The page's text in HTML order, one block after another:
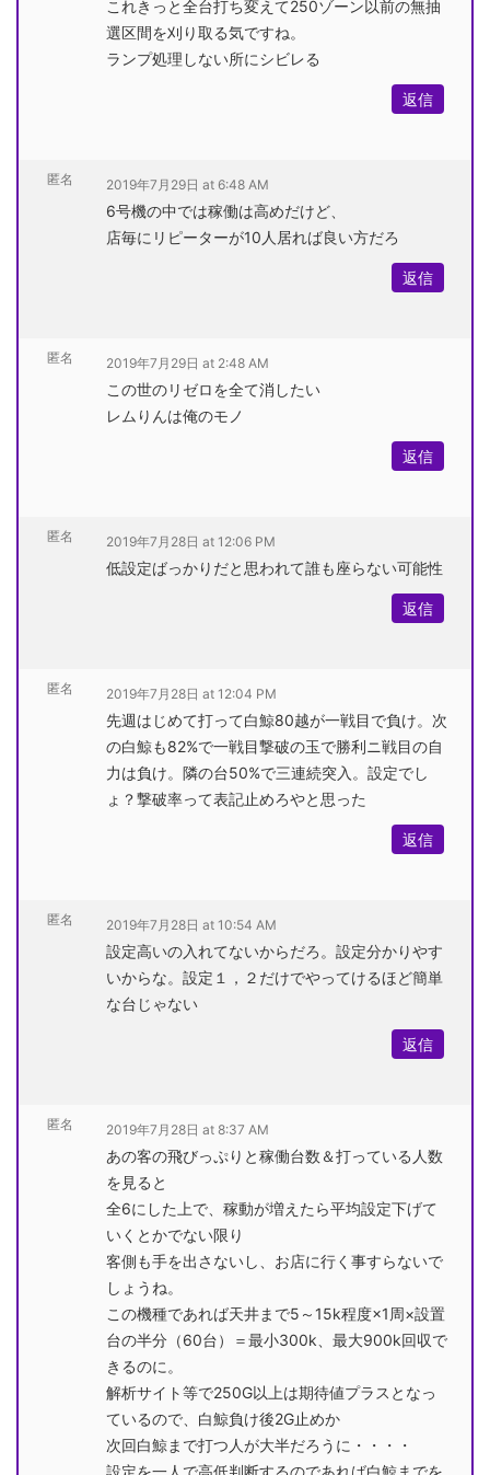
これきっと全台打ち変えて250ゾーン以前の無抽
選区間を刈り取る気ですね。
ランプ処理しない所にシビレる
返信
匿名 2019年7月29日 at 6:48 AM
6号機の中では稼働は高めだけど、
店毎にリピーターが10人居れば良い方だろ
返信
匿名 2019年7月29日 at 2:48 AM
この世のリゼロを全て消したい
レムりんは俺のモノ
返信
匿名 2019年7月28日 at 12:06 PM
低設定ばっかりだと思われて誰も座らない可能性
返信
匿名 2019年7月28日 at 12:04 PM
先週はじめて打って白鯨80越が一戦目で負け。次
の白鯨も82%で一戦目撃破の玉で勝利ニ戦目の自
力は負け。隣の台50%で三連続突入。設定でし
ょ？撃破率って表記止めろやと思った
返信
匿名 2019年7月28日 at 10:54 AM
設定高いの入れてないからだろ。設定分かりやす
いからな。設定１，２だけでやってけるほど簡単
な台じゃない
返信
匿名 2019年7月28日 at 8:37 AM
あの客の飛びっぷりと稼働台数＆打っている人数
を見ると
全6にした上で、稼動が増えたら平均設定下げて
いくとかでない限り
客側も手を出さないし、お店に行く事すらないで
しょうね。
この機種であれば天井まで5～15k程度×1周×設置
台の半分（60台）＝最小300k、最大900k回収で
きるのに。
解析サイト等で250G以上は期待値プラスとなっ
ているので、白鯨負け後2G止めか
次回白鯨まで打つ人が大半だろうに・・・・
設定を一人で高低判断するのであれば白鯨までを